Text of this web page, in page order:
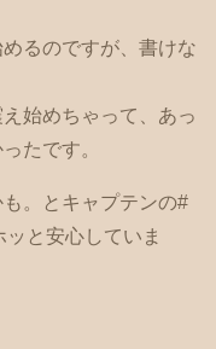
るのですが、書けな
始めちゃって、あっ
たです。
。とキャプテンの#
と安心していま